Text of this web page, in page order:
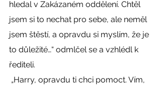
hledal v Zakázaném oddělení. Chtěl
jsem si to nechat pro sebe, ale neměl
jsem štěstí, a opravdu si myslím, že je
to důležité…“ odmlčel se a vzhlédl k
řediteli.